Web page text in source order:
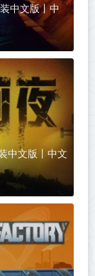
中文版丨中
中文版丨中文